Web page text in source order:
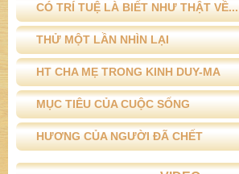
CÓ TRÍ TUỆ LÀ BIẾT NHƯ THẬT VỀ...
THỬ MỘT LẦN NHÌN LẠI
HT CHA MẸ TRONG KINH DUY-MA
MỤC TIÊU CỦA CUỘC SỐNG
HƯƠNG CỦA NGƯỜI ĐÃ CHẾT